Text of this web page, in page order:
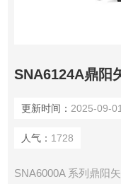
SNA6124A鼎阳
更新时间： 2025-09-01
人气： 1728
SNA6000A 系列鼎阳